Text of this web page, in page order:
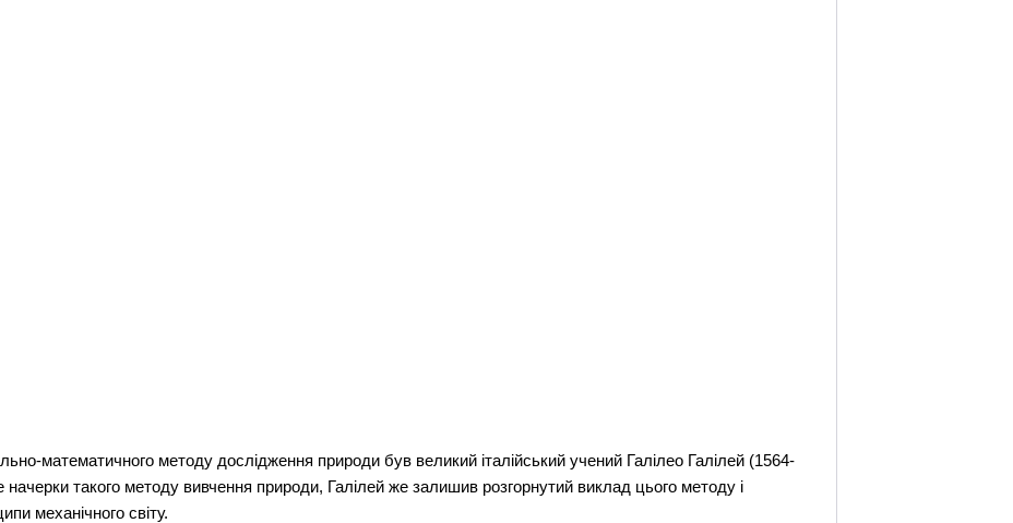
математичного методу дослідження природи був великий італійський учений Галілео Галілей (1564-
такого методу вивчення природи, Галілей же залишив розгорнутий виклад цього методу і
механічного світу.